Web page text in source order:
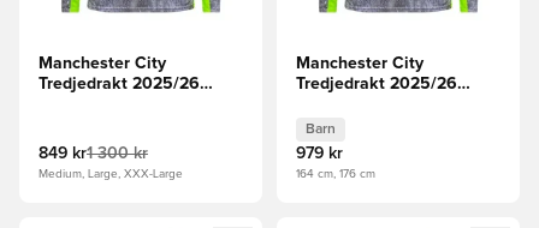
Manchester City
Tredjedrakt 2025/26
849 kr1 300 kr
Medium, Large, XXX-Large
Manchester City
Tredjedrakt 2025/26
Barn
979 kr
164 cm, 176 cm